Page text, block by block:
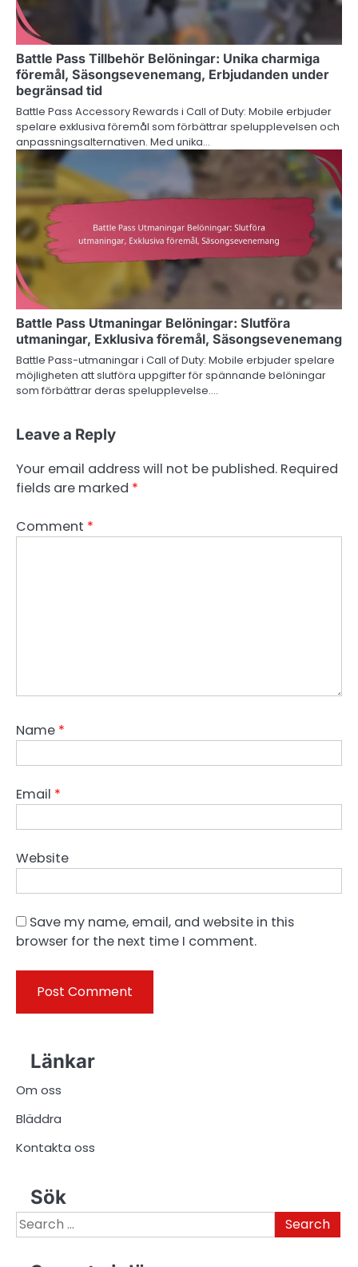
Battle Pass Tillbehör Belöningar: Unika charmiga
föremål, Säsongsevenemang, Erbjudanden under
begränsad tid
Battle Pass Accessory Rewards i Call of Duty: Mobile erbjuder
spelare exklusiva föremål som förbättrar spelupplevelsen och
anpassningsalternativen. Med unika…
Battle Pass Utmaningar Belöningar: Slutföra
utmaningar, Exklusiva föremål, Säsongsevenemang
Battle Pass-utmaningar i Call of Duty: Mobile erbjuder spelare
möjligheten att slutföra uppgifter för spännande belöningar
som förbättrar deras spelupplevelse.…
Leave a Reply
Your email address will not be published. Required
fields are marked *
Comment *
Name *
Email *
Website
Save my name, email, and website in this
browser for the next time I comment.
Länkar
Om oss
Bläddra
Kontakta oss
Sök
Search
for: